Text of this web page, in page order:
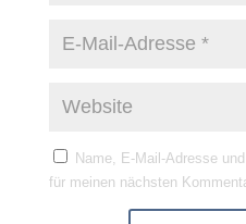
Name, E-Mail-Adresse
für meinen nächsten